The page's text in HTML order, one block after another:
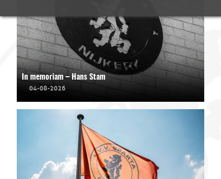
In memoriam – Hans Stam
04-08-2026